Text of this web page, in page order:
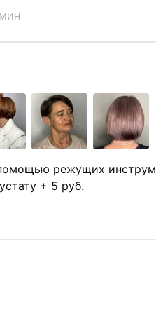
режущих
+ 5 руб.